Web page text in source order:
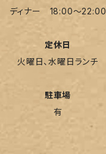
ディナー 18:00～22:00
定休日
火曜日、水曜日ランチ
駐車場
有